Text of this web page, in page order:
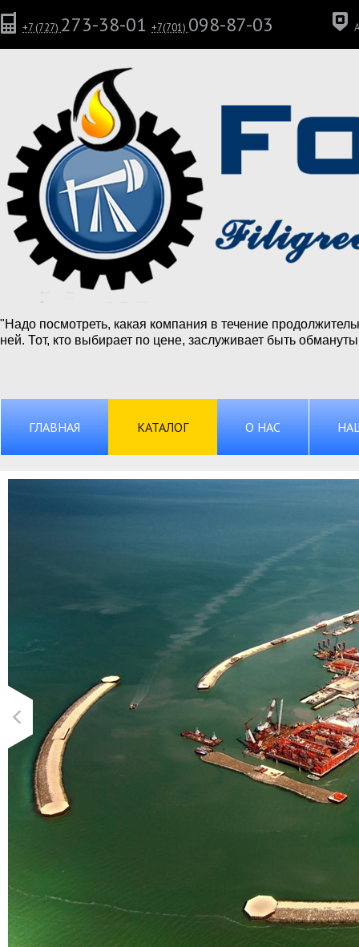
+7 (727) 273-38-01 +7(701) 098-87-03
"Надо посмотреть, какая компания в течение
ней. Тот, кто выбирает по цене, заслуживает быть
ГЛАВНАЯ КАТАЛОГ О НАС